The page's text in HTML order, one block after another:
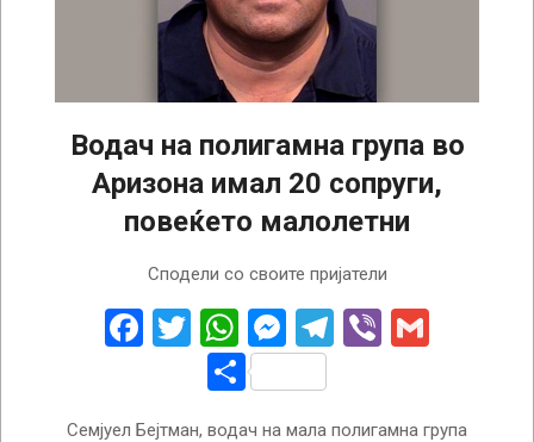
Водач на полигамна група во
Аризона имал 20 сопруги,
повеќето малолетни
Сподели со своите пријатели
Facebook
Twitter
WhatsApp
Messenger
Telegram
Viber
Share
Семјуел Бејтман, водач на мала полигамна група